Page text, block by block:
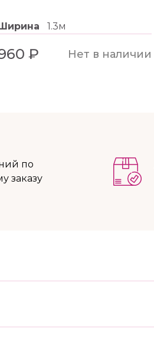
Ширина 1.3м
₽ Нет в наличии
по
заказу